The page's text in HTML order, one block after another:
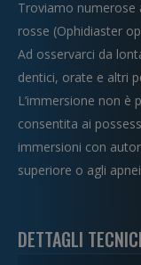
Troviamo numerose
rosse (Ophidiaster
Ad osservarci da
dentici, orate e altri
L’immersione non
consentita ai
immersioni con
superiore o agli
DETTAGLI TECNICI